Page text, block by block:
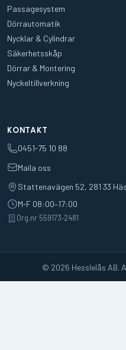
Passagesystem
Dörrautomatik
Nycklar & Cylindrar
Säkerhetsskåp
Dörrar & Montering
Nyckeltillverkning
KONTAKT
0451‑75 10 88
Maila oss
Stattenavägen 52, 281 33
M‑F 08:00–17:00
Org.nr 559173‑2481
© 2026 Hesslelås AB.